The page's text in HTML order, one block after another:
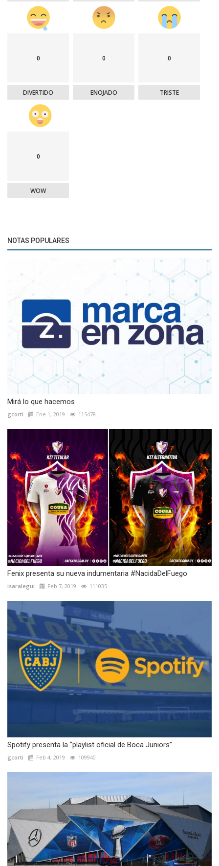
0
DIVERTIDO
0
ENOJADO
0
TRISTE
0
WOW
NOTAS POPULARES
Mirá lo que hacemos
gcorti Ene 1, 2019 115478
Fenix presenta su nueva indumentaria #NacidaDelFuego
isaralegui Feb 7, 2019 111035
Spotify presenta la “playlist oficial de Boca Juniors”
gcorti Feb 4, 2019 109940